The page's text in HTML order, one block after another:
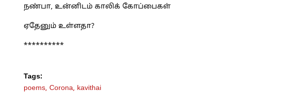
நண்பா, உன்னிடம் காலிக் கோப்பைகள்
ஏதேனும் உள்ளதா?
**********
Tags:
poems, Corona, kavithai